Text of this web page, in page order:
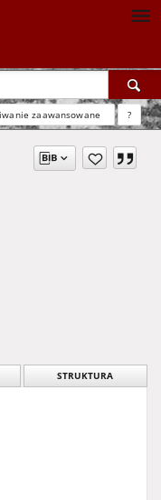
zaawansowane ?
STRUKTURA